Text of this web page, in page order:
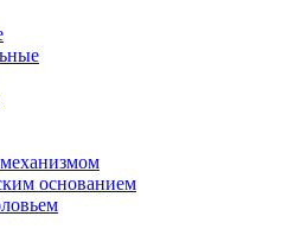
основанием